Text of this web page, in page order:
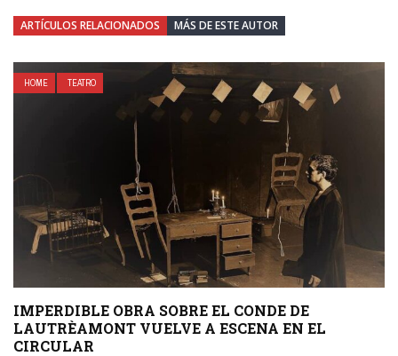
ARTÍCULOS RELACIONADOS MÁS DE ESTE AUTOR
HOME TEATRO
IMPERDIBLE OBRA SOBRE EL CONDE DE
LAUTRÈAMONT VUELVE A ESCENA EN EL
CIRCULAR